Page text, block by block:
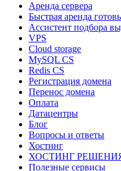
Аренда сервера
Быстрая аренда
Ассистент подбора
VPS
Cloud storage
MySQL CS
Redis CS
Регистрация домена
Перенос домена
Оплата
Датацентры
Блог
Вопросы и ответы
Хостинг
ХОСТИНГ
Полезные сервисы